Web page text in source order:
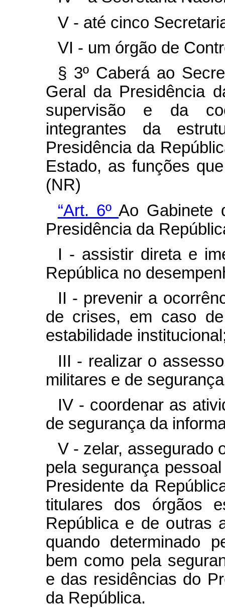
V - até cinco
VI - um órgão de
§ 3º Caberá ao
Geral da Presidência
supervisão e da
integrantes da
Presidência da
Estado, as funções
(NR)
“Art. 6ºAo Gabinete
Presidência da
I - assistir direta e
República no
II - prevenir a
de crises, em caso
estabilidade
III - realizar o
militares e de
IV - coordenar as
de segurança da
V - zelar, assegurado
pela segurança
Presidente da
titulares dos órgãos
República e de outras
quando determinado
bem como pela
e das residências do
da República.